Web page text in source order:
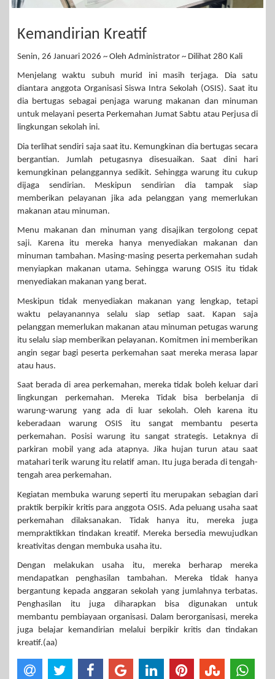
Kemandirian Kreatif
Senin, 26 Januari 2026 ~ Oleh Administrator ~ Dilihat 280 Kali
Menjelang waktu subuh murid ini masih terjaga. Dia satu
diantara anggota Organisasi Siswa Intra Sekolah (OSIS). Saat itu
dia bertugas sebagai penjaga warung makanan dan minuman
untuk melayani peserta Perkemahan Jumat Sabtu atau Perjusa di
lingkungan sekolah ini.
Dia terlihat sendiri saja saat itu. Kemungkinan dia bertugas secara
bergantian. Jumlah petugasnya disesuaikan. Saat dini hari
kemungkinan pelanggannya sedikit. Sehingga warung itu cukup
dijaga sendirian. Meskipun sendirian dia tampak siap
memberikan pelayanan jika ada pelanggan yang memerlukan
makanan atau minuman.
Menu makanan dan minuman yang disajikan tergolong cepat
saji. Karena itu mereka hanya menyediakan makanan dan
minuman tambahan. Masing-masing peserta perkemahan sudah
menyiapkan makanan utama. Sehingga warung OSIS itu tidak
menyediakan makanan yang berat.
Meskipun tidak menyediakan makanan yang lengkap, tetapi
waktu pelayanannya selalu siap setiap saat. Kapan saja
pelanggan memerlukan makanan atau minuman petugas warung
itu selalu siap memberikan pelayanan. Komitmen ini memberikan
angin segar bagi peserta perkemahan saat mereka merasa lapar
atau haus.
Saat berada di area perkemahan, mereka tidak boleh keluar dari
lingkungan perkemahan. Mereka Tidak bisa berbelanja di
warung-warung yang ada di luar sekolah. Oleh karena itu
keberadaan warung OSIS itu sangat membantu peserta
perkemahan. Posisi warung itu sangat strategis. Letaknya di
parkiran mobil yang ada atapnya. Jika hujan turun atau saat
matahari terik warung itu relatif aman. Itu juga berada di tengah-
tengah area perkemahan.
Kegiatan membuka warung seperti itu merupakan sebagian dari
praktik berpikir kritis para anggota OSIS. Ada peluang usaha saat
perkemahan dilaksanakan. Tidak hanya itu, mereka juga
mempraktikkan tindakan kreatif. Mereka bersedia mewujudkan
kreativitas dengan membuka usaha itu.
Dengan melakukan usaha itu, mereka berharap mereka
mendapatkan penghasilan tambahan. Mereka tidak hanya
bergantung kepada anggaran sekolah yang jumlahnya terbatas.
Penghasilan itu juga diharapkan bisa digunakan untuk
membantu pembiayaan organisasi. Dalam berorganisasi, mereka
juga belajar kemandirian melalui berpikir kritis dan tindakan
kreatif.(aa)